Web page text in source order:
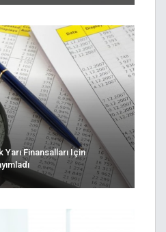
Yarı Finansalları Için